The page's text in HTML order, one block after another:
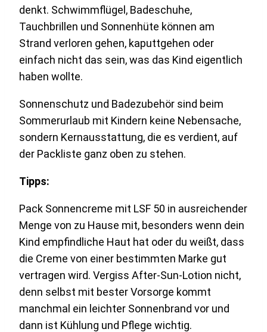
denkt. Schwimmflügel, Badeschuhe,
Tauchbrillen und Sonnenhüte können am
Strand verloren gehen, kaputtgehen oder
einfach nicht das sein, was das Kind eigentlich
haben wollte.
Sonnenschutz und Badezubehör sind beim
Sommerurlaub mit Kindern keine Nebensache,
sondern Kernausstattung, die es verdient, auf
der Packliste ganz oben zu stehen.
Tipps:
Pack Sonnencreme mit LSF 50 in ausreichender
Menge von zu Hause mit, besonders wenn dein
Kind empfindliche Haut hat oder du weißt, dass
die Creme von einer bestimmten Marke gut
vertragen wird. Vergiss After-Sun-Lotion nicht,
denn selbst mit bester Vorsorge kommt
manchmal ein leichter Sonnenbrand vor und
dann ist Kühlung und Pflege wichtig.